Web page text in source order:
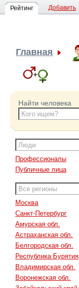
Рейтинг Добавить
Главная
Найти человека
Профессионалы
Публичные лица
Москва
Санкт-Петербург
Амурская обл.
Астраханская обл.
Белгородская обл.
Республика Бурятия
Владимирская обл.
Воронежская обл.